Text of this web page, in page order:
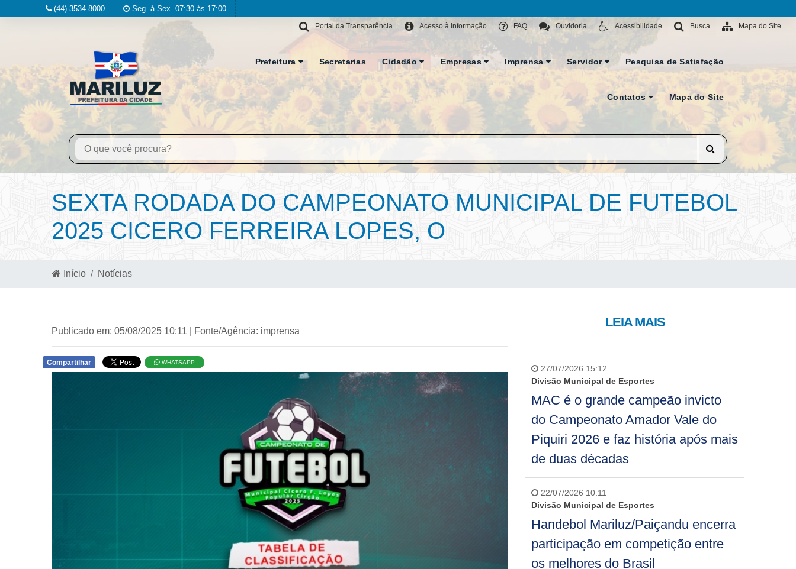
(44) 3534-8000 Seg. à Sex. 07:30 às 17:00
Mapa do Site
Busca
Acessibilidade
Ouvidoria
FAQ
Acesso à Informação
Portal da Transparência
Prefeitura Secretarias Cidadão Empresas Imprensa Servidor Pesquisa de Satisfação
Contatos Mapa do Site
SEXTA RODADA DO CAMPEONATO MUNICIPAL DE FUTEBOL
2025 CICERO FERREIRA LOPES, O
Início Notícias
Publicado em: 05/08/2025 10:11 | Fonte/Agência: imprensa
Compartilhar WHATSAPP
LEIA MAIS
27/07/2026 15:12
Divisão Municipal de Esportes
MAC é o grande campeão invicto
do Campeonato Amador Vale do
Piquiri 2026 e faz história após mais
de duas décadas
22/07/2026 10:11
Divisão Municipal de Esportes
Handebol Mariluz/Paiçandu encerra
participação em competição entre
os melhores do Brasil